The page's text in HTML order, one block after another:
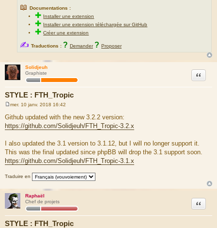
📖 Documentations :
✚ Installer une extension
✚ Installer une extension téléchargée sur GitHub
✚Créer une extension
✍ Traductions : ? Demander ? Proposer
Solidjeuh
Graphiste
STYLE : FTH_Tropic
Citation
e
s
s
e
mer. 10 janv. 2018 16:42
Github updated with the new 3.2.2 version:
https://github.com/Solidjeuh/FTH_Tropic-3.2.x
I also updated the 3.1 version to 3.1.12, but I will no longer support it.
This was the final updated since phpBB will drop the 3.1 support soon.
https://github.com/Solidjeuh/FTH_Tropic-3.1.x
Traduire en
Raphaël
Chef de projets
STYLE : FTH_Tropic
Citation